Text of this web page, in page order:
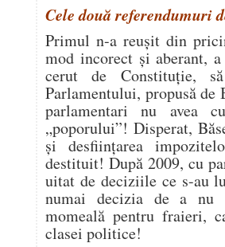
Cele două referendumuri
Primul n-a reușit din
mod incorect și aberant,
cerut de Constituție,
Parlamentului, propusă de
parlamentari nu avea
„poporului”! Disperat,
și desființarea
destituit! După 2009, cu
uitat de deciziile ce s-au
numai decizia de a nu
momeală pentru fraieri,
clasei politice!